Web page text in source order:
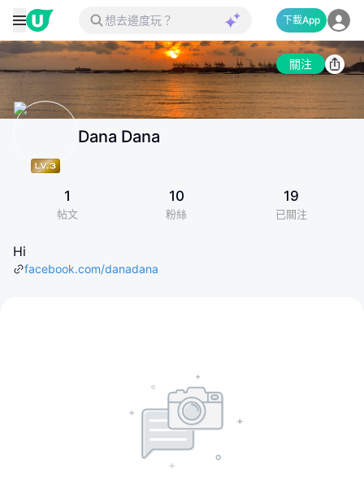
下載App
關注
Dana Dana
1
帖文
10
粉絲
19
已關注
Hi
facebook.com/danadana